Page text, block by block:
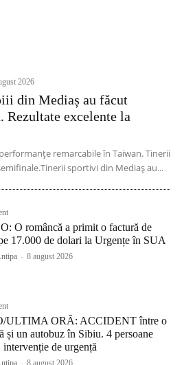
2026
din Mediaș au făcut
Rezultate excelente la
remarcabile în Taiwan. Tinerii
sportivi din Mediaș au...
O româncă a primit o factură de
17.000 de dolari la Urgențe în SUA
- 8 august 2026
ULTIMA ORĂ: ACCIDENT între o
și un autobuz în Sibiu. 4 persoane
intervenție de urgență